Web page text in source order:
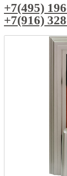
+7(495)
+7(916)